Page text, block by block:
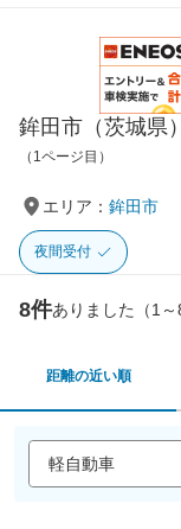
鉾田市（茨城県
（1ページ目）
エリア： 鉾田市
夜間受付
8件ありました（1～
距離の近い順